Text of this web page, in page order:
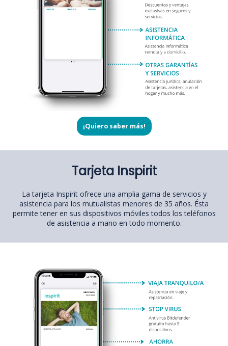
¡Quiero saber más!
Tarjeta Inspirit
La tarjeta Inspirit ofrece una amplia gama de servicios y
asistencia para los mutualistas menores de 35 años. Ésta
permite tener en sus dispositivos móviles todos los teléfonos
de asistencia a mano en todo momento.